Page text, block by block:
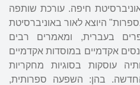
חיפה. עורכת שותפה
היוצא לאור באוניברסיטת
בעברית, ומאמרים רבים
אקדמיים במוסדות אקדמיים
עוסקות בסוגיות מחקריות
בהן: השפעה ספרותית,